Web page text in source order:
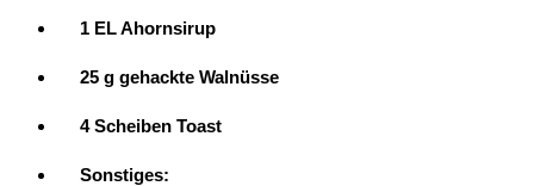
1 EL Ahornsirup
25 g gehackte Walnüsse
4 Scheiben Toast
Sonstiges: